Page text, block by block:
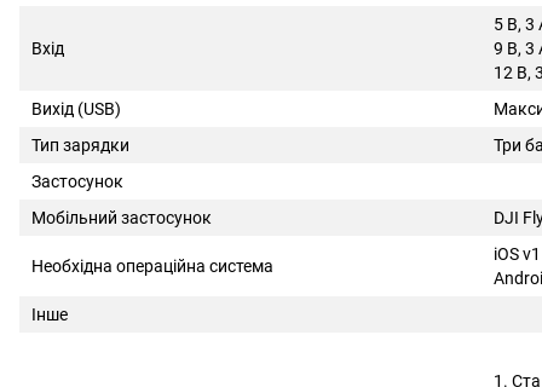
Вхід
5 В, 3
9 В, 3
12 В,
Вихід (USB)
Тип зарядки
Три
Застосунок
Мобільний застосунок
DJI
Необхідна операційна система
iOS
Інше
1.